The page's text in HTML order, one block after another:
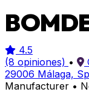
4.5
(8 opiniones) •
29006 Málaga,
Manufacturer •